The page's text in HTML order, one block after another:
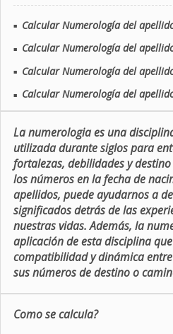
■ Calcular Numerología del
■ Calcular Numerología del
■ Calcular Numerología del
■ Calcular Numerología del
La numerologia es una
utilizada durante siglos para
fortalezas, debilidades y
los números en la fecha de
apellidos, puede ayudarnos a
significados detrás de las
nuestras vidas. Además, la
aplicación de esta disciplina
compatibilidad y dinámica
sus números de destino o
Como se calcula?